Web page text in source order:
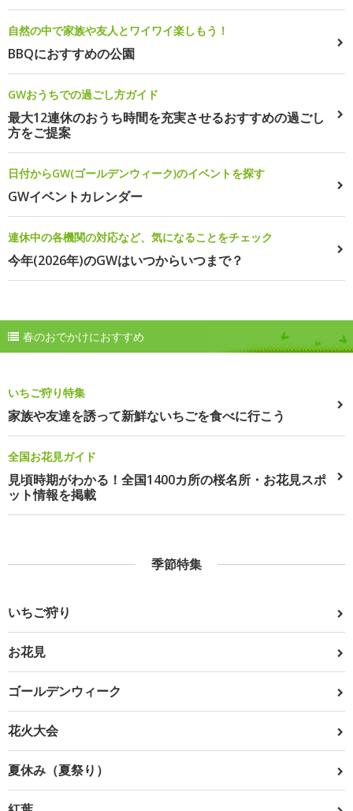
自然の中で家族や友人とワイワイ楽しもう！
BBQにおすすめの公園
GWおうちでの過ごし方ガイド
最大12連休のおうち時間を充実させるおすすめの過ごし
方をご提案
日付からGW(ゴールデンウィーク)のイベントを探す
GWイベントカレンダー
連休中の各機関の対応など、気になることをチェック
今年(2026年)のGWはいつからいつまで？
春のおでかけにおすすめ
いちご狩り特集
家族や友達を誘って新鮮ないちごを食べに行こう
全国お花見ガイド
見頃時期がわかる！全国1400カ所の桜名所・お花見スポ
ット情報を掲載
季節特集
いちご狩り
お花見
ゴールデンウィーク
花火大会
夏休み（夏祭り）